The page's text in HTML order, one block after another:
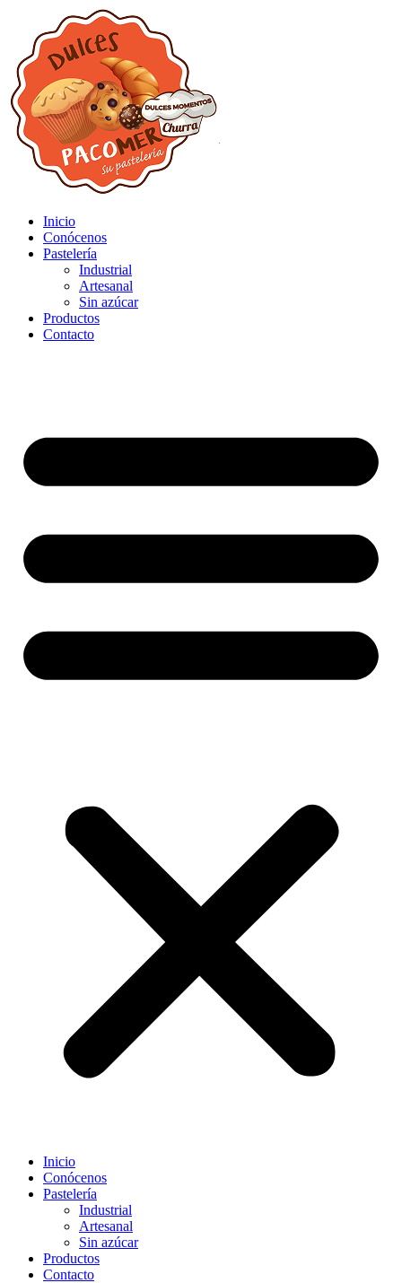
Inicio
Conócenos
Pastelería
Industrial
Artesanal
Sin azúcar
Productos
Contacto
Inicio
Conócenos
Pastelería
Industrial
Artesanal
Sin azúcar
Productos
Contacto